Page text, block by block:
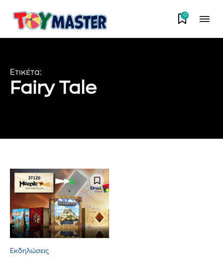
προϊόντα και τις εξελίξεις της
αγοράς.
Για να εγγραφείτε, απλώς εισάγετε τη διεύθυνση email σας
στον ιστότοπό μας ή κάντε κλικ στο κουμπί εγγραφής
παρακάτω. Μην ανησυχείτε, σεβόμαστε την ιδιωτικότητά σας
και δεν θα σας στείλουμε ανεπιθύμητα μηνύματα. Οι
πληροφορίες σας είναι ασφαλείς μαζί μας.
0
Ετικέτα:
Fairy Tale
Εκδηλώσεις